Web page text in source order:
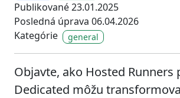
Publikované 23.01.2025
Posledná úprava 06.04.2026
Kategórie
general
Objavte, ako Hosted Runners
Dedicated môžu